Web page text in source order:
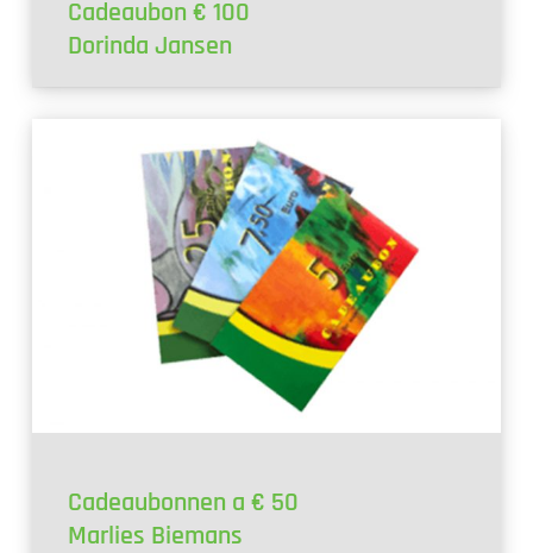
Cadeaubon € 100
Dorinda Jansen
Cadeaubonnen a € 50
Marlies Biemans